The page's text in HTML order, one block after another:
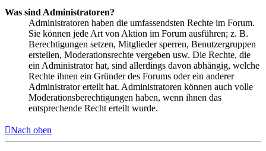
Was sind Administratoren?
Administratoren haben die umfassendsten Rechte im Forum.
Sie können jede Art von Aktion im Forum ausführen; z. B.
Berechtigungen setzen, Mitglieder sperren, Benutzergruppen
erstellen, Moderationsrechte vergeben usw. Die Rechte, die
ein Administrator hat, sind allerdings davon abhängig, welche
Rechte ihnen ein Gründer des Forums oder ein anderer
Administrator erteilt hat. Administratoren können auch volle
Moderationsberechtigungen haben, wenn ihnen das
entsprechende Recht erteilt wurde.
Nach oben